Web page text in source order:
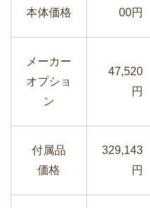
本体価格 00円
メーカー
オプショ
ン
47,520
円
付属品
価格
329,143
円